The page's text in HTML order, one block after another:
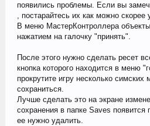
появились проблемы. Если вы
, постарайтесь их как можно скорее
В меню МастерКонтроллера
нажатием на галочку "принять".
После этого нужно сделать ресет
кнопка которого находится в меню
прокрутите игру несколько симских
сохраниться.
Лучше сделать это на экране
сохранения в папке Saves
ее нужно удалить.